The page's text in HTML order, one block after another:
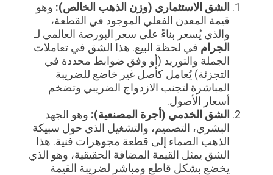
الشق الاستثماري (وزن الذهب الخالص): وهو
قيمة المعدن الفعلي الموجود في القطعة،
والذي يُسعر بناءً على سعر البورصة العالمي لـ
الجرام في لحظة البيع. هذا الشق في تعاملات
الجملة والتوريد (أو وفق ضوابط محددة في
التجزئة) يُعامل كأصل غير خاضع للضريبة
المباشرة لتجنب الازدواج الضريبي وتضخم
أسعار الأصول.
الشق الخدمي (أجرة المصنعية): وهو الجهد
البشري، التصميم، والتشغيل الذي حول سبيكة
الذهب الصماء إلى قطعة مجوهرات فنية. هذا
الشق يمثل القيمة المضافة الحقيقية، وهو الذي
يخضع بشكل قاطع ومباشر لضريبة القيمة